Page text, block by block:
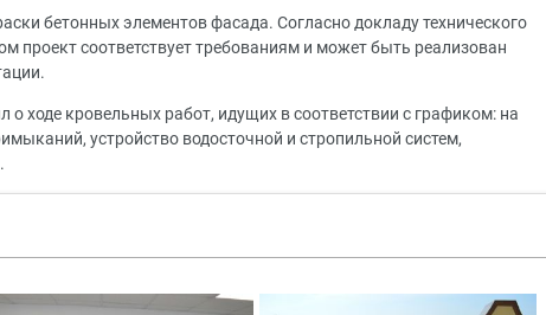
бетонных элементов фасада. Согласно докладу технического
проект соответствует требованиям и может быть реализован
ходе кровельных работ, идущих в соответствии с графиком: на
устройство водосточной и стропильной систем,